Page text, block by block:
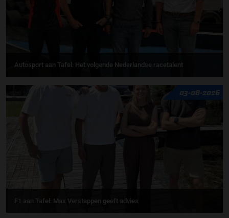
Autosport aan Tafel: Het volgende Nederlandse racetalent
03-08-2026
F1 aan Tafel: Max Verstappen geeft advies